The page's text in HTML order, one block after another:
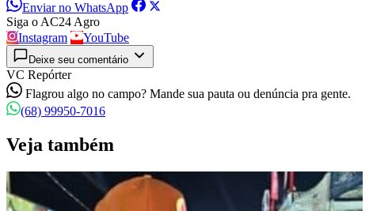
Enviar no WhatsApp
Siga o AC24 Agro
Instagram
YouTube
Deixe seu comentário
VC Repórter
Flagrou algo no campo? Mande sua pauta ou denúncia pra gente.
(68) 99950-7016
Veja também